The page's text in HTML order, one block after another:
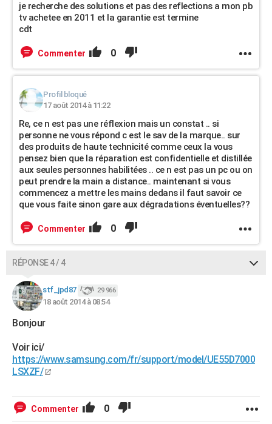
je recherche des solutions et pas des reflections a mon pb
tv achetee en 2011 et la garantie est termine
cdt
Commenter 0
Profil bloqué
17 août 2014 à 11:22
Re, ce n est pas une réflexion mais un constat .. si
personne ne vous répond c est le sav de la marque.. sur
des produits de haute technicité comme ceux la vous
pensez bien que la réparation est confidentielle et distillée
aux seules personnes habilitées .. ce n est pas un pc ou on
peut prendre la main a distance.. maintenant si vous
commencez a mettre les mains dedans il faut savoir ce
que vous faite sinon gare aux dégradations éventuelles??
Commenter 0
RÉPONSE 4 / 4
stf_jpd87 29 966
18 août 2014 à 08:54
Bonjour
Voir ici/
https://www.samsung.com/fr/support/model/UE55D7000
LSXZF/
Commenter 0